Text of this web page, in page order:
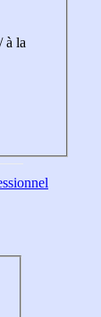
à la